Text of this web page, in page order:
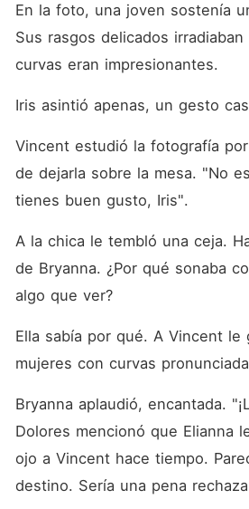
En la foto, una joven sostenía
Sus rasgos delicados
curvas eran impresionantes.
Iris asintió apenas, un gesto
Vincent estudió la fotografía
de dejarla sobre la mesa. "No
tienes buen gusto, Iris".
A la chica le tembló una ceja.
de Bryanna. ¿Por qué sonaba
algo que ver?
Ella sabía por qué. A Vincent le
mujeres con curvas
Bryanna aplaudió, encantada.
Dolores mencionó que Elianna
ojo a Vincent hace tiempo.
destino. Sería una pena